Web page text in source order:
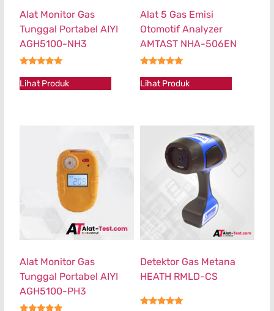
Alat Monitor Gas
Tunggal Portabel AIYI
AGH5100-NH3
Lihat Produk
Alat 5 Gas Emisi
Otomotif Analyzer
AMTAST NHA-506EN
Lihat Produk
Alat Monitor Gas
Tunggal Portabel AIYI
AGH5100-PH3
Detektor Gas Metana
HEATH RMLD-CS